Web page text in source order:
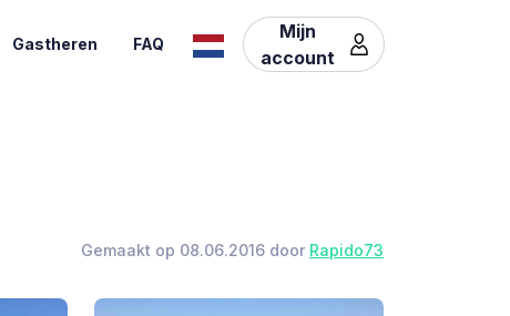
Gastheren FAQ
Mijn
account
Gemaakt op 08.06.2016 door Rapido73